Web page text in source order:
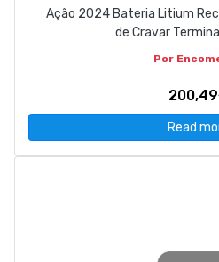
Ação 2024 Bateria Litium
de Cravar
Por
Read